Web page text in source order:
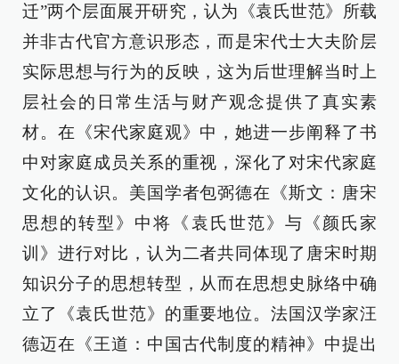
迁”两个层面展开研究，认为《袁氏世范》所载
并非古代官方意识形态，而是宋代士大夫阶层
实际思想与行为的反映，这为后世理解当时上
层社会的日常生活与财产观念提供了真实素
材。在《宋代家庭观》中，她进一步阐释了书
中对家庭成员关系的重视，深化了对宋代家庭
文化的认识。美国学者包弼德在《斯文：唐宋
思想的转型》中将《袁氏世范》与《颜氏家
训》进行对比，认为二者共同体现了唐宋时期
知识分子的思想转型，从而在思想史脉络中确
立了《袁氏世范》的重要地位。法国汉学家汪
德迈在《王道：中国古代制度的精神》中提出